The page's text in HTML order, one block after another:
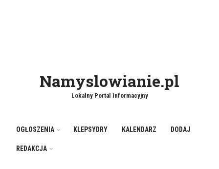
Namyslowianie.pl
Lokalny Portal Informacyjny
OGŁOSZENIA KLEPSYDRY KALENDARZ DODAJ
REDAKCJA